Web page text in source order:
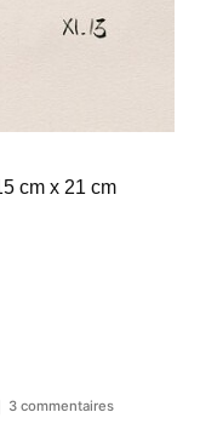
cm x 21 cm
3 commentairessur